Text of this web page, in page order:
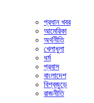
প্রধান খবর
আমেরিকা
অর্থনীতি
খেলাধুলা
ধর্ম
প্রবাস
বাংলাদেশ
বিশ্বজুড়ে
রাজনীতি